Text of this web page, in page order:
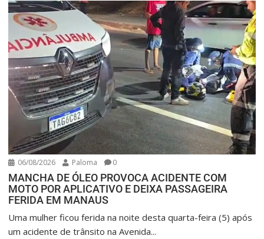
06/08/2026 Paloma 0
MANCHA DE ÓLEO PROVOCA ACIDENTE COM
MOTO POR APLICATIVO E DEIXA PASSAGEIRA
FERIDA EM MANAUS
Uma mulher ficou ferida na noite desta quarta-feira (5) após
um acidente de trânsito na Avenida...